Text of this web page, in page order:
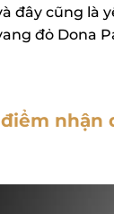
đây cũng là
đỏ Dona
nhận